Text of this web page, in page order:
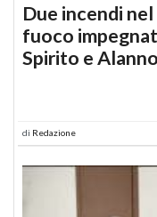
Due incendi
fuoco
Spirito e Alanno
di Redazione